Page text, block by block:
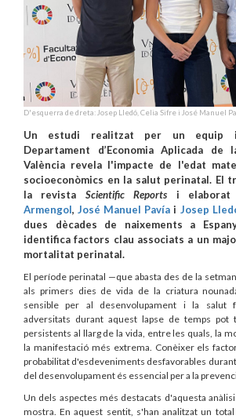
D'esquerra de dreta: Josep Lledó, Celia Sifre i José Manuel
Un estudi realitzat per un equip
Departament d’Economia Aplicada
València revela l'impacte de l'edat
socioeconòmics en la salut perinatal. El
la revista Scientific Reports i
Armengol,José Manuel Pavía i Josep
dues dècades de naixements a
identifica factors clau associats a un
mortalitat perinatal.
El període perinatal —que abasta des de la
als primers dies de vida de la criatura
sensible per al desenvolupament i la salut
adversitats durant aquest lapse de temps pot
persistents al llarg de la vida, entre les quals, la
la manifestació més extrema. Conèixer els
probabilitat d'esdeveniments desfavorables
del desenvolupament és essencial per a la
Un dels aspectes més destacats d'aquesta
mostra. En aquest sentit, s'han analitzat un total